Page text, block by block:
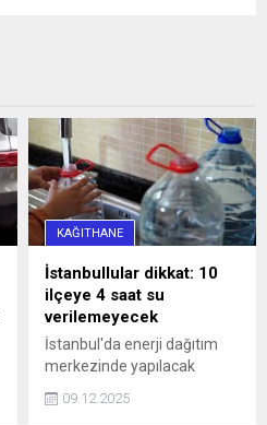
KAĞITHANE
İstanbullular dikkat: 10
ilçeye 4 saat su
verilemeyecek
İstanbul'da enerji dağıtım
merkezinde yapılacak
çalışmalar nedeniyle yarın
10 ilçeye 4 saat su
09.12.2025